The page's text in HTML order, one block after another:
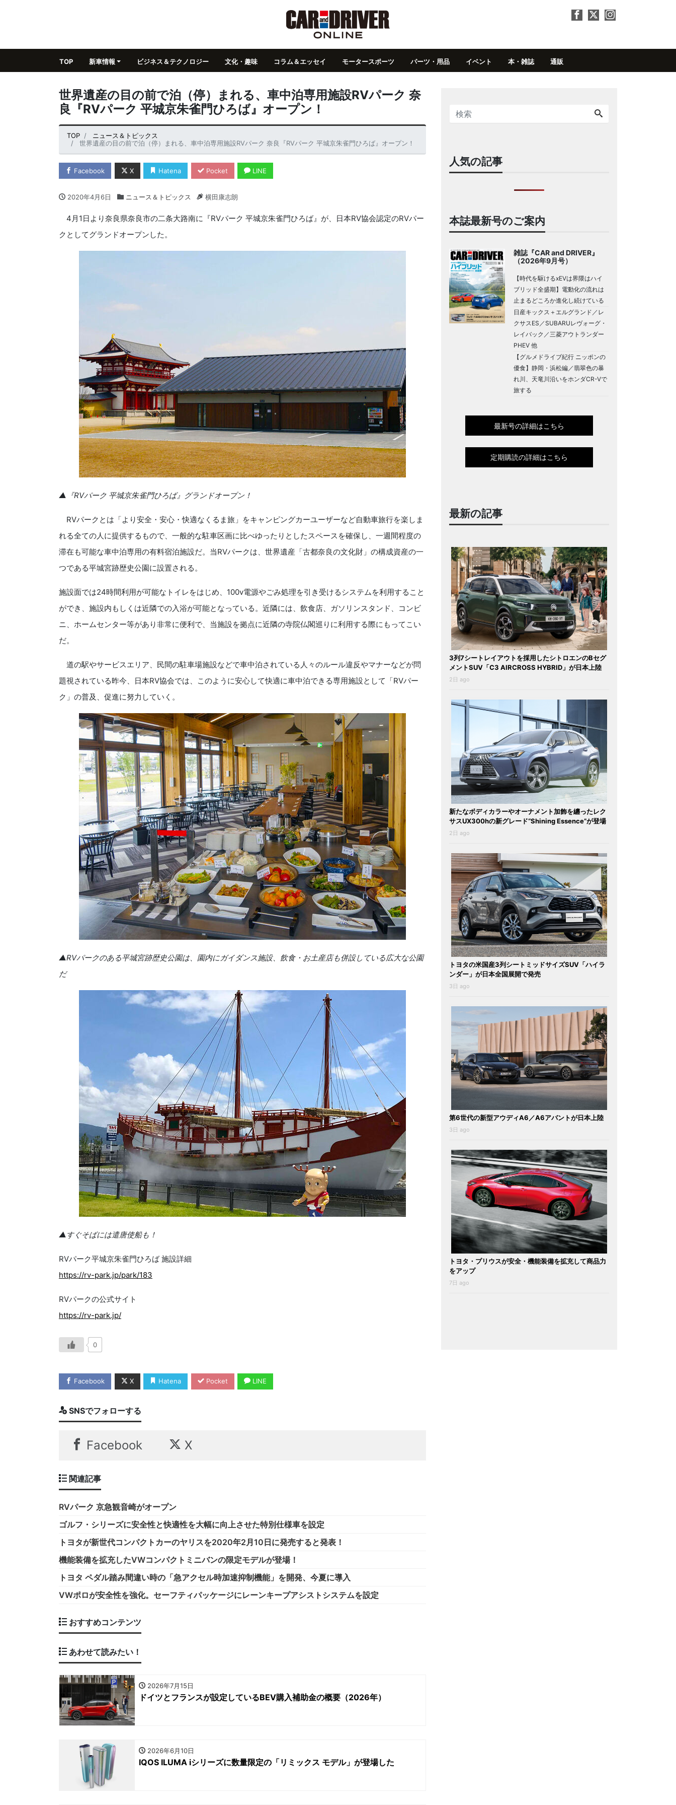
TOP 新車情報 ビジネス＆テクノロジー 文化・趣味 コラム＆エッセイ モータースポーツ パーツ・用品 イベント 本・雑誌 通販
世界遺産の目の前で泊（停）まれる、車中泊専用施設RVパーク 奈
良『RVパーク 平城京朱雀門ひろば』オープン！
TOP
ニュース＆トピックス
世界遺産の目の前で泊（停）まれる、車中泊専用施設RVパーク 奈良『RVパーク 平城京朱雀門ひろば』オープン！
Facebook X Hatena Pocket LINE
2020年4月6日 ニュース＆トピックス 横田康志朗
4月1日より奈良県奈良市の二条大路南に『RVパーク 平城京朱雀門ひろば』が、日本RV協会認定のRVパー
クとしてグランドオープンした。
▲『RVパーク 平城京朱雀門ひろば』グランドオープン！
RVパークとは「より安全・安心・快適なくるま旅」をキャンピングカーユーザーなど自動車旅行を楽しま
れる全ての人に提供するもので、一般的な駐車区画に比べゆったりとしたスペースを確保し、一週間程度の
滞在も可能な車中泊専用の有料宿泊施設だ。当RVパークは、世界遺産「古都奈良の文化財」の構成資産の一
つである平城宮跡歴史公園に設置される。
施設面では24時間利用が可能なトイレをはじめ、100v電源やごみ処理を引き受けるシステムを利用すること
ができ、施設内もしくは近隣での入浴が可能となっている。近隣には、飲食店、ガソリンスタンド、コンビ
ニ、ホームセンター等があり非常に便利で、当施設を拠点に近隣の寺院仏閣巡りに利用する際にもってこい
だ。
道の駅やサービスエリア、民間の駐車場施設などで車中泊されている人々のルール違反やマナーなどが問
題視されている昨今、日本RV協会では、このように安心して快適に車中泊できる専用施設として「RVパー
ク」の普及、促進に努力していく。
▲RVパークのある平城宮跡歴史公園は、園内にガイダンス施設、飲食・お土産店も併設している広大な公園
だ
▲すぐそばには遣唐使船も！
RVパーク平城京朱雀門ひろば 施設詳細
https://rv-park.jp/park/183
RVパークの公式サイト
https://rv-park.jp/
0
Facebook X Hatena Pocket LINE
SNSでフォローする
Facebook X
関連記事
RVパーク 京急観音崎がオープン
ゴルフ・シリーズに安全性と快適性を大幅に向上させた特別仕様車を設定
トヨタが新世代コンパクトカーのヤリスを2020年2月10日に発売すると発表！
機能装備を拡充したVWコンパクトミニバンの限定モデルが登場！
トヨタ ペダル踏み間違い時の「急アクセル時加速抑制機能」を開発、今夏に導入
VWポロが安全性を強化。セーフティパッケージにレーンキープアシストシステムを設定
おすすめコンテンツ
あわせて読みたい！
2026年7月15日
ドイツとフランスが設定しているBEV購入補助金の概要（2026年）
2026年6月10日
IQOS ILUMA iシリーズに数量限定の「リミックス モデル」が登場した
人気の記事
本誌最新号のご案内
雑誌『CAR and DRIVER』
（2026年9月号）
【時代を駆けるxEVは界隈はハイ
ブリッド全盛期】電動化の流れは
止まるどころか進化し続けている
日産キックス＋エルグランド／レ
クサスES／SUBARUレヴォーグ・
レイバック／三菱アウトランダー
PHEV 他
【グルメドライブ紀行 ニッポンの
優食】静岡・浜松編／翡翠色の暴
れ川、天竜川沿いをホンダCR-Vで
旅する
最新号の詳細はこちら
定期購読の詳細はこちら
最新の記事
3列7シートレイアウトを採用したシトロエンのBセグ
メントSUV「C3 AIRCROSS HYBRID」が日本上陸
2日 ago
新たなボディカラーやオーナメント加飾を纏ったレク
サスUX300hの新グレード“Shining Essence”が登場
2日 ago
トヨタの米国産3列シートミッドサイズSUV「ハイラ
ンダー」が日本全国展開で発売
3日 ago
第6世代の新型アウディA6／A6アバントが日本上陸
3日 ago
トヨタ・プリウスが安全・機能装備を拡充して商品力
をアップ
7日 ago